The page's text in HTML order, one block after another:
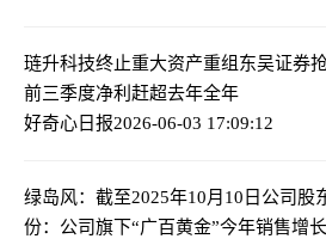
琏升科技终止重大资产重组 东吴证券
前三季度净利赶超去年全年
好奇心日报2026-06-03 17:09:12
绿岛风：截至2025年10月10日公司股
份：公司旗下“广百黄金”今年销售增